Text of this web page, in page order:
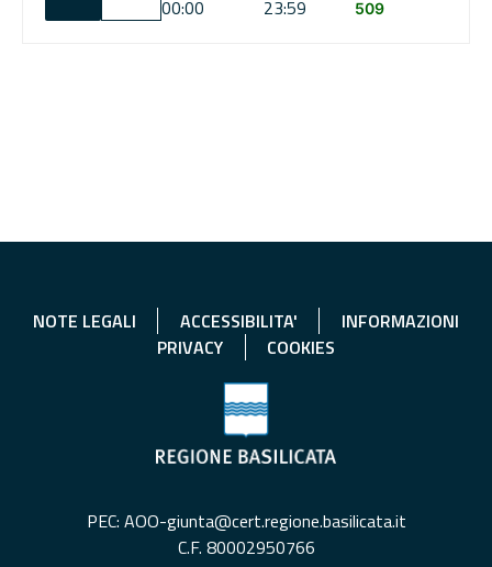
00:00
23:59
509
NOTE LEGALI ACCESSIBILITA'
INFORMAZIONI
PRIVACY
COOKIES
PEC: AOO-giunta@cert.regione.basilicata.it
C.F. 80002950766